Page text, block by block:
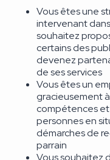
Vous êtes une
intervenant
souhaitez
certains des
devenez
de ses services
Vous êtes un
gracieusement
compétences et
personnes en
démarches de
parrain
Vous souhaitez